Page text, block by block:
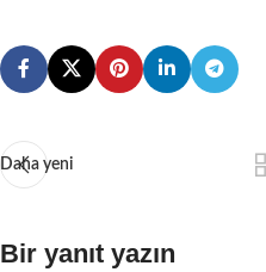
Daha yeni
Bir yanıt yazın